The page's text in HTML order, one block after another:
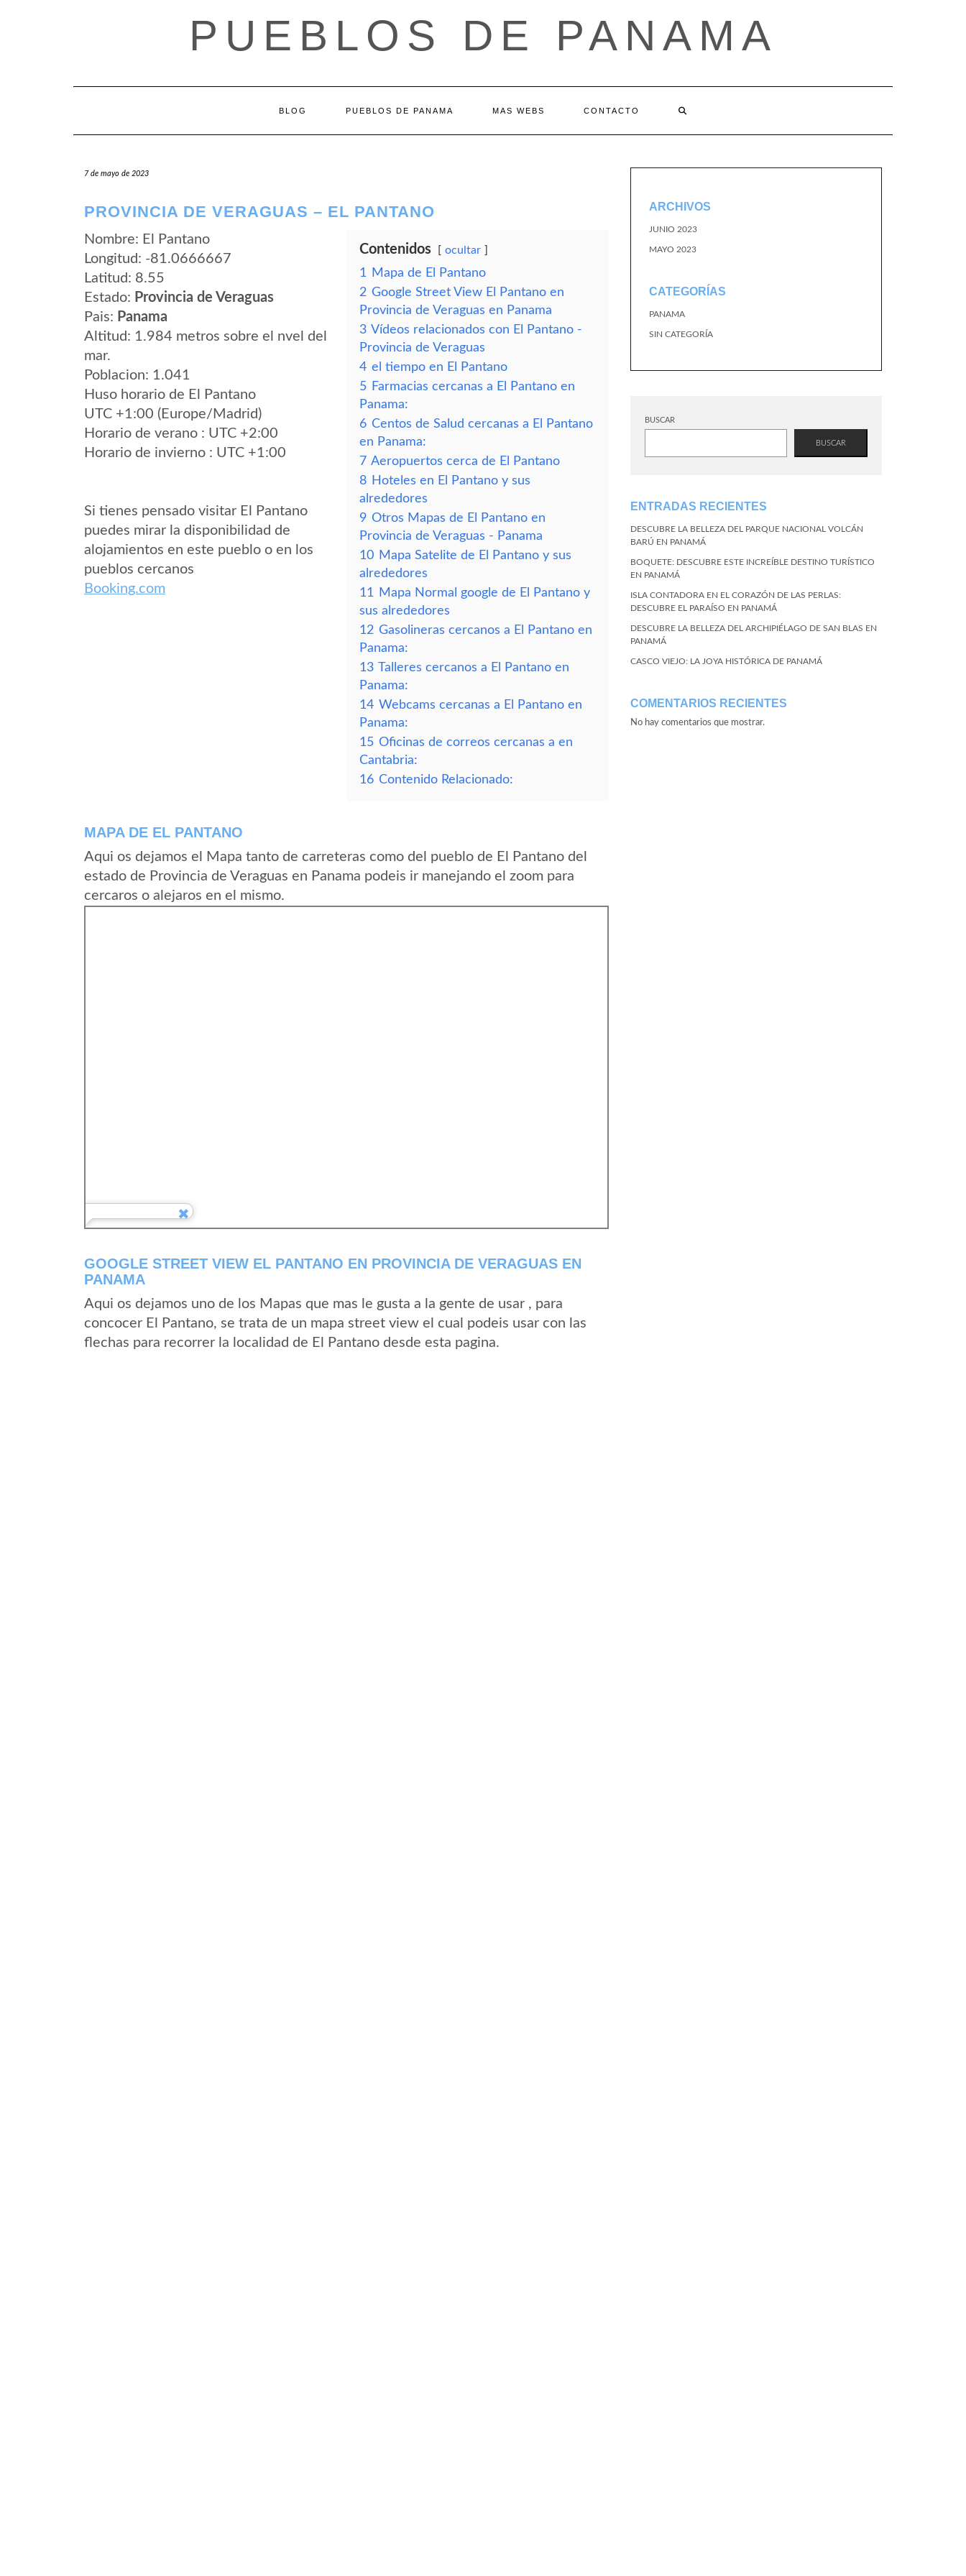
PUEBLOS DE PANAMA
BLOG PUEBLOS DE PANAMA MAS WEBS CONTACTO
7 de mayo de 2023
PROVINCIA DE VERAGUAS – EL PANTANO
Nombre: El Pantano
Longitud: -81.0666667
Latitud: 8.55
Estado: Provincia de Veraguas
Pais: Panama
Altitud: 1.984 metros sobre el nvel del
mar.
Poblacion: 1.041
Huso horario de El Pantano
UTC +1:00 (Europe/Madrid)
Horario de verano : UTC +2:00
Horario de invierno : UTC +1:00
Si tienes pensado visitar El Pantano
puedes mirar la disponibilidad de
alojamientos en este pueblo o en los
pueblos cercanos
Booking.com
Contenidos ocultar
1
Mapa de El Pantano
2 Google Street View El Pantano en
Provincia de Veraguas en Panama
3 Vídeos relacionados con El Pantano -
Provincia de Veraguas
4 el tiempo en El Pantano
5 Farmacias cercanas a El Pantano en
Panama:
6 Centos de Salud cercanas a El Pantano
en Panama:
7 Aeropuertos cerca de El Pantano
8 Hoteles en El Pantano y sus
alrededores
9 Otros Mapas de El Pantano en
Provincia de Veraguas - Panama
10 Mapa Satelite de El Pantano y sus
alrededores
11
Mapa Normal google de El Pantano y
sus alrededores
12 Gasolineras cercanos a El Pantano en
Panama:
13 Talleres cercanos a El Pantano en
Panama:
14 Webcams cercanas a El Pantano en
Panama:
15 Oficinas de correos cercanas a en
Cantabria:
16 Contenido Relacionado:
MAPA DE EL PANTANO
Aqui os dejamos el Mapa tanto de carreteras como del pueblo de El Pantano del
estado de Provincia de Veraguas en Panama podeis ir manejando el zoom para
cercaros o alejaros en el mismo.
GOOGLE STREET VIEW EL PANTANO EN PROVINCIA DE VERAGUAS EN
PANAMA
Aqui os dejamos uno de los Mapas que mas le gusta a la gente de usar , para
concocer El Pantano, se trata de un mapa street view el cual podeis usar con las
flechas para recorrer la localidad de El Pantano desde esta pagina.
ARCHIVOS
JUNIO 2023
MAYO 2023
CATEGORÍAS
PANAMA
SIN CATEGORÍA
BUSCAR
BUSCAR
ENTRADAS RECIENTES
DESCUBRE LA BELLEZA DEL PARQUE NACIONAL VOLCÁN
BARÚ EN PANAMÁ
BOQUETE: DESCUBRE ESTE INCREÍBLE DESTINO TURÍSTICO
EN PANAMÁ
ISLA CONTADORA EN EL CORAZÓN DE LAS PERLAS:
DESCUBRE EL PARAÍSO EN PANAMÁ
DESCUBRE LA BELLEZA DEL ARCHIPIÉLAGO DE SAN BLAS EN
PANAMÁ
CASCO VIEJO: LA JOYA HISTÓRICA DE PANAMÁ
COMENTARIOS RECIENTES
No hay comentarios que mostrar.